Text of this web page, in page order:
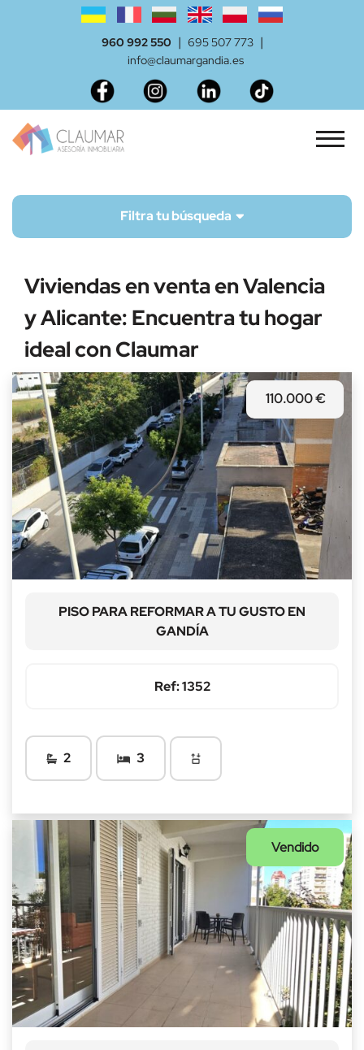
960 992 550 | 695 507 773 |
info@claumargandia.es
Filtra tu búsqueda
Comprar
Localidad Todas
Precio
Baños --
Habitaciones --
Buscar vivienda
Viviendas en venta en Valencia
y Alicante: Encuentra tu hogar
ideal con Claumar
110.000 €
PISO PARA REFORMAR A TU GUSTO EN
GANDÍA
Ref: 1352
2 3
Vendido